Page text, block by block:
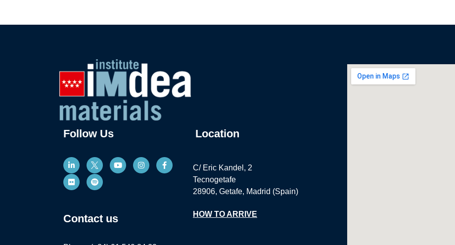
Follow Us
Contact us
Location
C/ Eric Kandel, 2
Tecnogetafe
28906, Getafe, Madrid (Spain)
HOW TO ARRIVE